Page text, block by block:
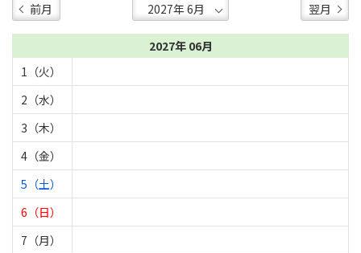
前月 翌月
2027年 06月
1（火）
2（水）
3（木）
4（金）
5（土）
6（日）
7（月）